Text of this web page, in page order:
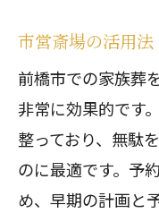
トラブル
葬儀後の
満足度の
前橋市で家族
シンプル
市営斎場の活用法
前橋市での家族葬
非常に効果的です
整っており、無駄
のに最適です。予
め、早期の計画と